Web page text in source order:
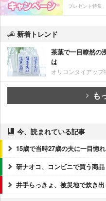
プレゼント特集
新着トレンド
茶葉で一目瞭然の
は
オリコンタイアップ
も
今、読まれている記事
15歳で当時27歳の夫に一目惚れ
研ナオコ、コンビニで買う商品
井手らっきょ、被災地で炊き出